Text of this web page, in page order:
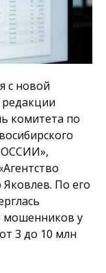
с новой
комитета по
Яковлев. По его
мошенников у
3 до 10 млн